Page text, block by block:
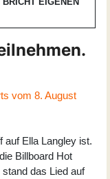
vom 8. August
auf Ella Langley ist.
Billboard Hot
das Lied auf